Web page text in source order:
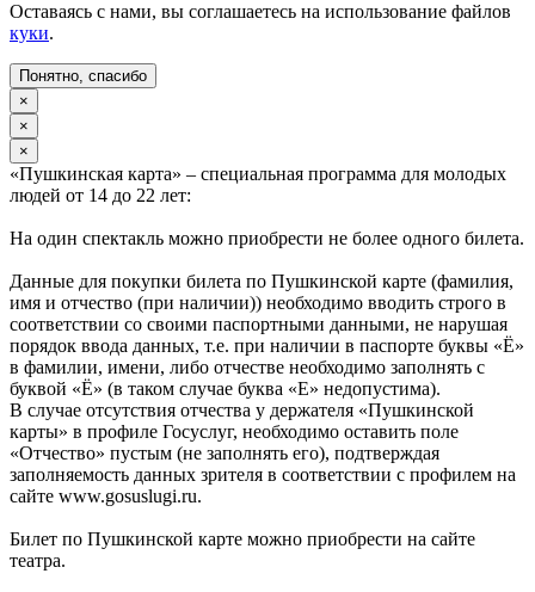
Оставаясь с нами, вы соглашаетесь на использование файлов
куки.
Понятно, спасибо
×
×
×
«Пушкинская карта» – специальная программа для молодых
людей от 14 до 22 лет:
На один спектакль можно приобрести не более одного билета.
Данные для покупки билета по Пушкинской карте (фамилия,
имя и отчество (при наличии)) необходимо вводить строго в
соответствии со своими паспортными данными, не нарушая
порядок ввода данных, т.е. при наличии в паспорте буквы «Ё»
в фамилии, имени, либо отчестве необходимо заполнять с
буквой «Ё» (в таком случае буква «Е» недопустима).
В случае отсутствия отчества у держателя «Пушкинской
карты» в профиле Госуслуг, необходимо оставить поле
«Отчество» пустым (не заполнять его), подтверждая
заполняемость данных зрителя в соответствии с профилем на
сайте www.gosuslugi.ru.
Билет по Пушкинской карте можно приобрести на сайте
театра.